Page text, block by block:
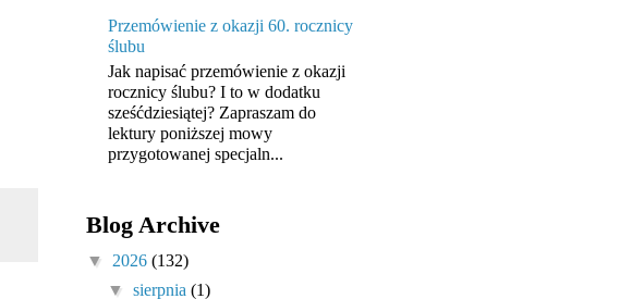
Przemówienie z okazji 60. rocznicy
ślubu
Jak napisać przemówienie z okazji
rocznicy ślubu? I to w dodatku
sześćdziesiątej? Zapraszam do
lektury poniższej mowy
przygotowanej specjaln...
Blog Archive
▼ 2026 (132)
▼sierpnia(1)